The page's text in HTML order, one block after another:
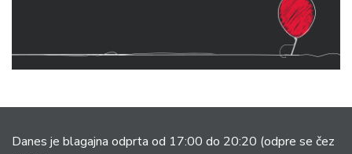
Danes je blagajna odprta od 17:00 do 20:20 (odpre se čez